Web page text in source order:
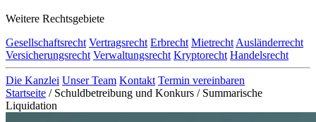
Weitere Rechtsgebiete
Gesellschaftsrecht Vertragsrecht Erbrecht Mietrecht Ausländerrecht
Versicherungsrecht Verwaltungsrecht Kryptorecht Handelsrecht
Die Kanzlei Unser Team Kontakt Termin vereinbaren
Startseite / Schuldbetreibung und Konkurs / Summarische
Liquidation